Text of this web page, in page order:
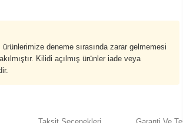
deneme sırasında zarar gelmemesi
Kilidi açılmış ürünler iade veya
Taksit Seçenekleri Garanti Ve